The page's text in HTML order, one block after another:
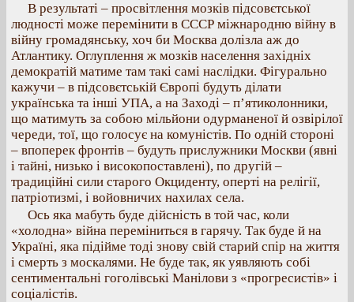
В результаті – просвітлення мозків підсовєтської
людності може перемінити в СССР міжнародню війну в
війну громадянську, хоч би Москва долізла аж до
Атлантику. Оглуплення ж мозків населення західніх
демократій матиме там такі самі наслідки. Фігурально
кажучи – в підсовєтській Європі будуть ділати
українська та інші УПА, а на Заході – п’ятиколонники,
що матимуть за собою мільйони одурманеної й озвірілої
череди, тої, що голосує на комуністів. По одній стороні
– впоперек фронтів – будуть прислужники Москви (явні
і тайні, низько і високопоставлені), по другій –
традиційні сили старого Окциденту, оперті на релігії,
патріотизмі, і войовничих нахилах села.
Ось яка мабуть буде дійсність в той час, коли
«холодна» війна переміниться в гарячу. Так буде й на
Україні, яка підійме тоді знову свій старий спір на життя
і смерть з москалями. Не буде так, як уявляють собі
сентиментальні гоголівські Манілови з «прогресистів» і
соціалістів.